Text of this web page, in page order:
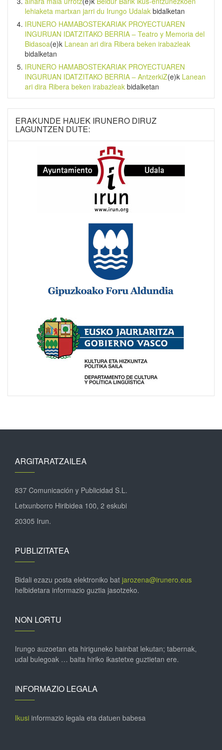
lehiaketa martxan jarri du Irungo Udalak bidalketan
IRUNERO HAMABOSTEKARIAK PROYECTUAREN
INGURUAN IDATZITAKO BERRIA – Teatro y Memoria del
Bidasoa(e)k Lanean ari dira Ribera beken irabazleak
bidalketan
IRUNERO HAMABOSTEKARIAK PROYECTUAREN
INGURUAN IDATZITAKO BERRIA – AntzerkiZ(e)k Lanean
ari dira Ribera beken irabazleak bidalketan
ERAKUNDE HAUEK IRUNERO DIRUZ
LAGUNTZEN DUTE:
ARGITARATZAILEA
837 Comunicación y Publicidad S.L.
Letxunborro Hiribidea 100, 2 eskubi
20305 Irun.
PUBLIZITATEA
Bidali ezazu posta elektroniko bat jarozena@irunero.eus
helbidetara informazio guztia jasotzeko.
NON LORTU
Irungo auzoetan eta hiriguneko hainbat lekutan; tabernak,
udal bulegoak … baita hiriko ikastetxe guztietan ere.
INFORMAZIO LEGALA
Ikusi informazio legala eta datuen babesa